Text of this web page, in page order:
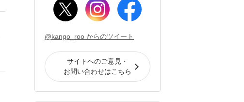
@kango_roo からのツイート
サイトへのご意見・
お問い合わせはこちら